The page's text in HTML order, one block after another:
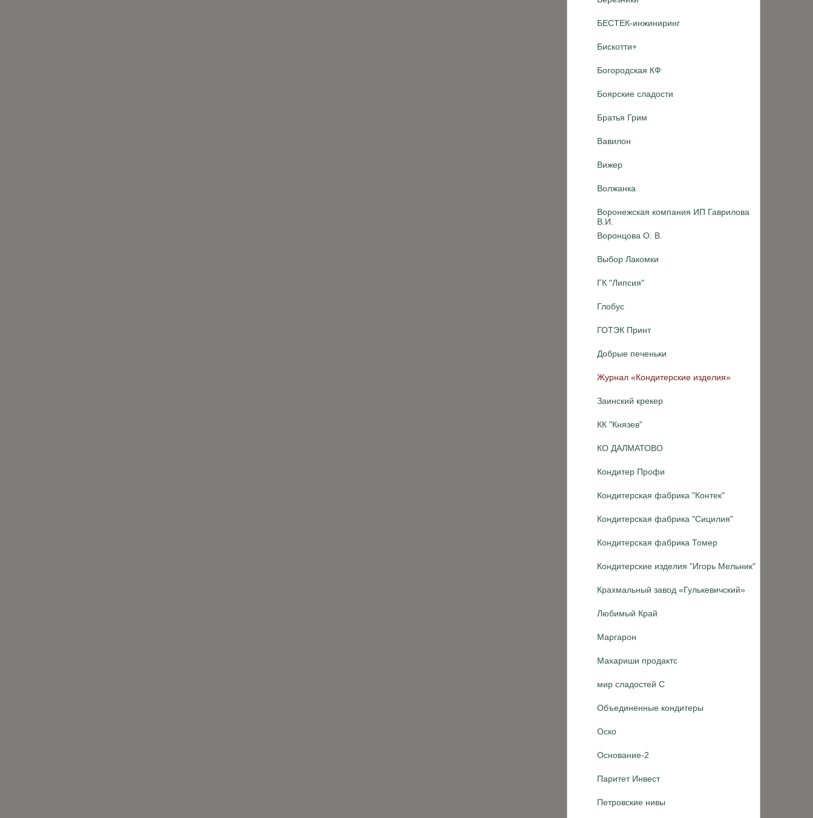
БЕСТЕК-инжиниринг
Бискотти+
Богородская КФ
Боярские сладости
Братья Грим
Вавилон
Вижер
Волжанка
Воронежская компания ИП Гаврилова
В.И.
Воронцова О. В.
Выбор Лакомки
ГК "Липсия"
Глобус
ГОТЭК Принт
Добрые печеньки
Журнал «Кондитерские изделия»
Заинский крекер
КК "Князев"
КО ДАЛМАТОВО
Кондитер Профи
Кондитерская фабрика "Контек"
Кондитерская фабрика "Сицилия"
Кондитерская фабрика Томер
Кондитерские изделия "Игорь Мельник"
Крахмальный завод «Гулькевичский»
Любимый Край
Маргарон
Махариши продактс
мир сладостей С
Объединенные кондитеры
Оско
Основание-2
Паритет Инвест
Петровские нивы